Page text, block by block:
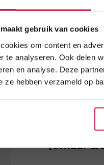
gebruik van cookies
om content en
te analyseren. Ook delen
en analyse. Deze
ze hebben verzameld op
COBB